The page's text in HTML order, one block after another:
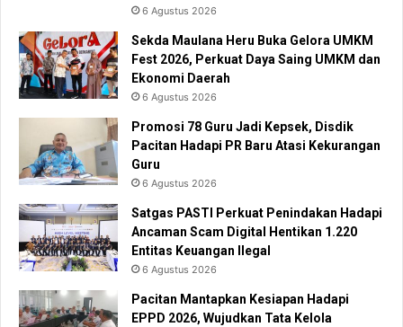
6 Agustus 2026
Sekda Maulana Heru Buka Gelora UMKM
Fest 2026, Perkuat Daya Saing UMKM dan
Ekonomi Daerah
6 Agustus 2026
Promosi 78 Guru Jadi Kepsek, Disdik
Pacitan Hadapi PR Baru Atasi Kekurangan
Guru
6 Agustus 2026
Satgas PASTI Perkuat Penindakan Hadapi
Ancaman Scam Digital Hentikan 1.220
Entitas Keuangan Ilegal
6 Agustus 2026
Pacitan Mantapkan Kesiapan Hadapi
EPPD 2026, Wujudkan Tata Kelola